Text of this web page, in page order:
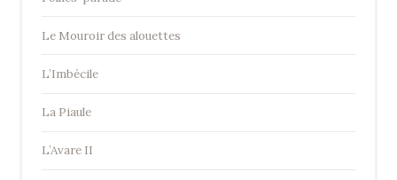
Le Mouroir des alouettes
L’Imbécile
La Piaule
L’Avare II